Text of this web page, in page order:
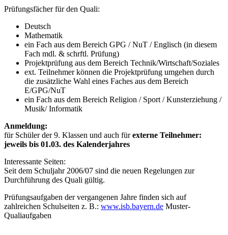
Prüfungsfächer für den Quali:
Deutsch
Mathematik
ein Fach aus dem Bereich GPG / NuT / Englisch (in diesem
Fach mdl. & schrftl. Prüfung)
Projektprüfung aus dem Bereich Technik/Wirtschaft/Soziales
ext. Teilnehmer können die Projektprüfung umgehen durch
die zusätzliche Wahl eines Faches aus dem Bereich
E/GPG/NuT
ein Fach aus dem Bereich Religion / Sport / Kunsterziehung /
Musik/ Informatik
Anmeldung:
für Schüler der 9. Klassen und auch fürexterne Teilnehmer:
jeweils bis 01.03. des Kalenderjahres
Interessante Seiten:
Seit dem Schuljahr 2006/07 sind die neuen Regelungen zur
Durchführung des Quali gültig.
Prüfungsaufgaben der vergangenen Jahre finden sich auf
zahlreichen Schulseiten z. B.: www.isb.bayern.de Muster-
Qualiaufgaben